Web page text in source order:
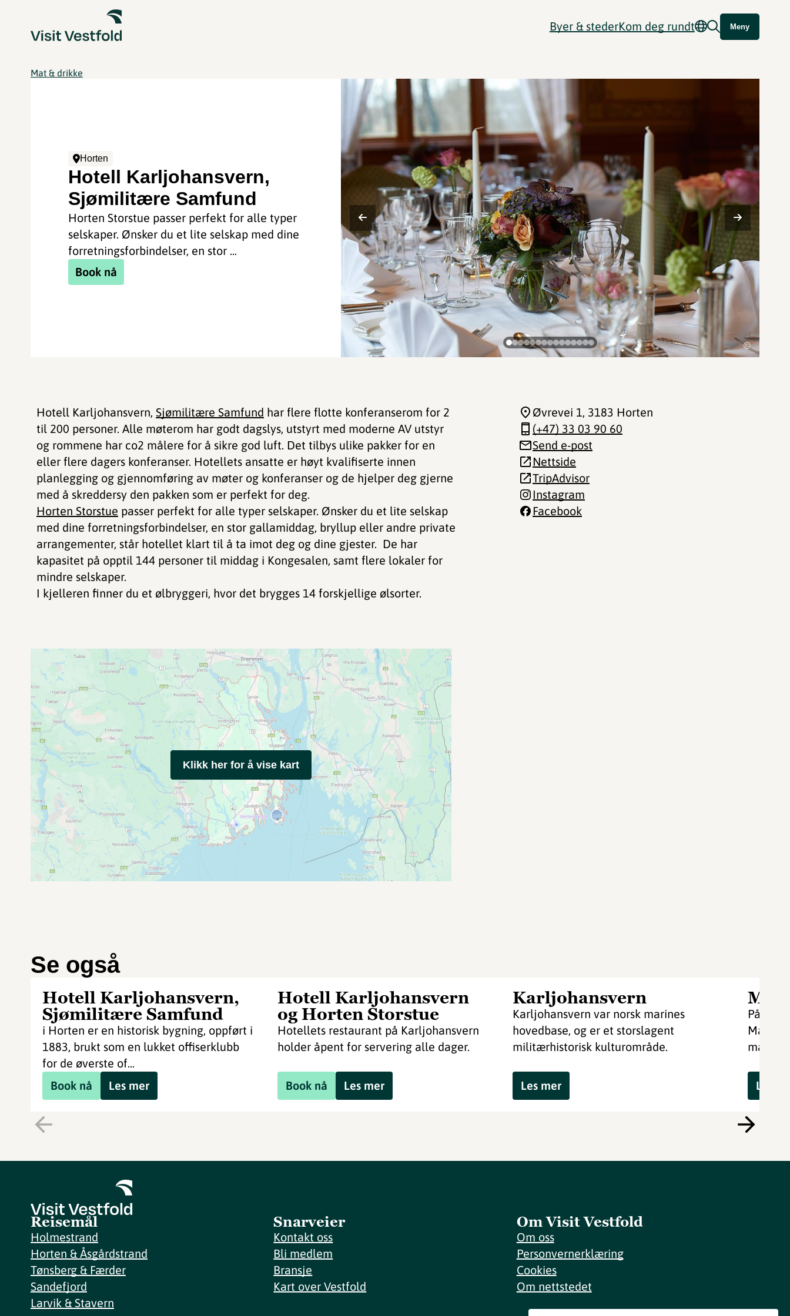
Byer & stederKom deg rundt Meny
Mat & drikke
Horten
Hotell Karljohansvern,
Sjømilitære Samfund
Horten Storstue passer perfekt for alle typer
selskaper. Ønsker du et lite selskap med dine
forretningsforbindelser, en stor ...
Book nå
©
Hotell Karljohansvern, Sjømilitære Samfund har flere flotte konferanserom for 2
til 200 personer. Alle møterom har godt dagslys, utstyrt med moderne AV utstyr
og rommene har co2 målere for å sikre god luft. Det tilbys ulike pakker for en
eller flere dagers konferanser. Hotellets ansatte er høyt kvalifiserte innen
planlegging og gjennomføring av møter og konferanser og de hjelper deg gjerne
med å skreddersy den pakken som er perfekt for deg.
Horten Storstue passer perfekt for alle typer selskaper. Ønsker du et lite selskap
med dine forretningsforbindelser, en stor gallamiddag, bryllup eller andre private
arrangementer, står hotellet klart til å ta imot deg og dine gjester. De har
kapasitet på opptil 144 personer til middag i Kongesalen, samt flere lokaler for
mindre selskaper.
I kjelleren finner du et ølbryggeri, hvor det brygges 14 forskjellige ølsorter.
Øvrevei 1, 3183 Horten
(+47) 33 03 90 60
Send e-post
Nettside
TripAdvisor
Instagram
Facebook
Klikk her for å vise kart
Se også
Hotell Karljohansvern,
Sjømilitære Samfund
i Horten er en historisk bygning, oppført i
1883, brukt som en lukket offiserklubb
for de øverste of...
Book nå
Les mer
Hotell Karljohansvern
og Horten Storstue
Hotellets restaurant på Karljohansvern
holder åpent for servering alle dager.
Book nå Les mer
Karljohansvern
Karljohansvern var norsk marines
hovedbase, og er et storslagent
militærhistorisk kulturområde.
Les mer
På
Les
Reisemål
Holmestrand
Horten & Åsgårdstrand
Tønsberg & Færder
Sandefjord
Larvik & Stavern
Snarveier
Kontakt oss
Bli medlem
Bransje
Kart over Vestfold
Om Visit Vestfold
Om oss
Personvernerklæring
Cookies
Om nettstedet